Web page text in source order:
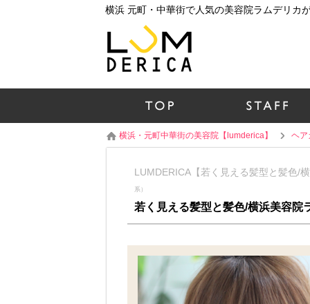
横浜・元町中華街の美容院【lumderica】 ヘア
LUMDERICA【若く見える髪型と髪色/
系）
若く見える髪型と髪色/横浜美容院